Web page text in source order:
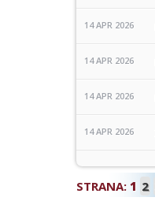
14 APR 2026
14 APR 2026
14 APR 2026
14 APR 2026
STRANA: 1 2